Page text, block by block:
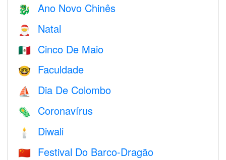
🐉 Ano Novo Chinês
🎅 Natal
🇲🇽 Cinco De Maio
🤓 Faculdade
⛵️ Dia De Colombo
🦠 Coronavírus
🕯 Diwali
🇨🇳 Festival Do Barco-Dragão